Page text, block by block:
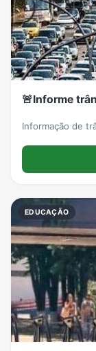
🚨Informe
Informação de
EDUCAÇÃO